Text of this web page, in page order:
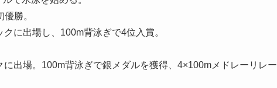
勝。
に出場し、100m背泳ぎで4位入賞。
出場。100m背泳ぎで銀メダルを獲得、4×100mメドレーリレー